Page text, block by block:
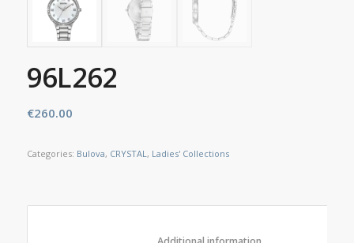
96L262
€260.00
Categories: Bulova, CRYSTAL , Ladies' Collections